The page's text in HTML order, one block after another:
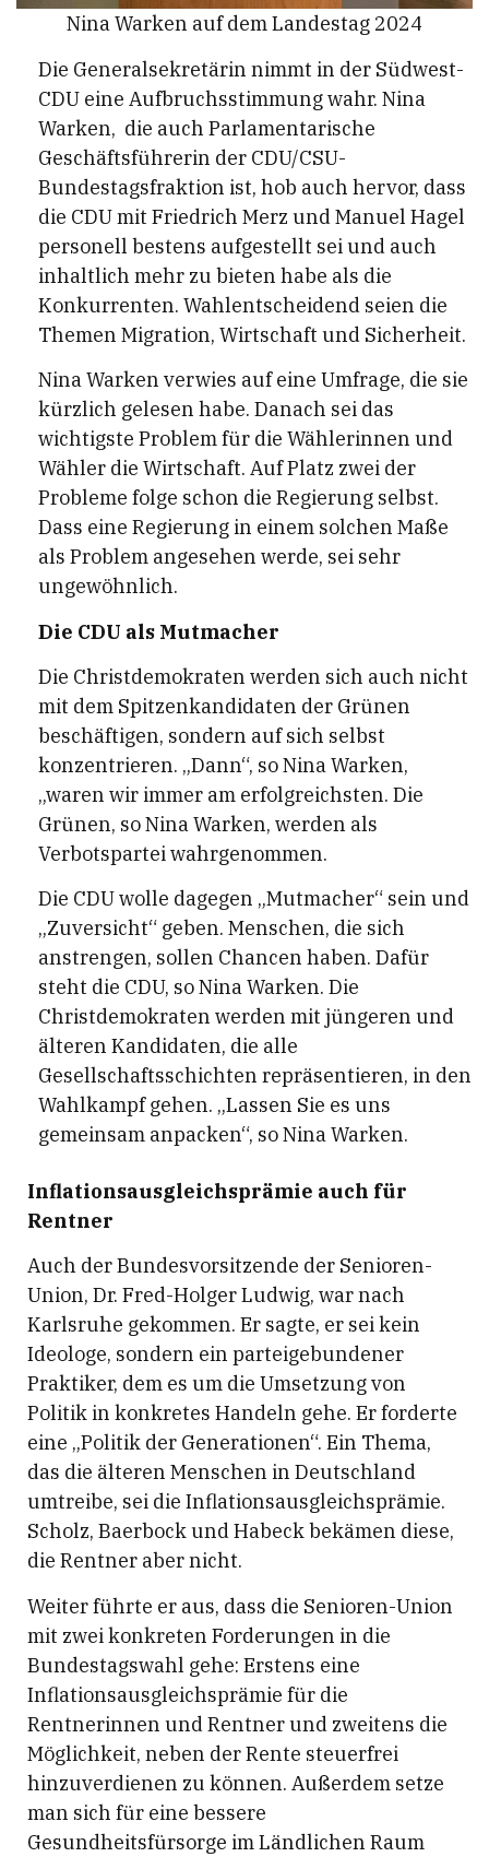
Nina Warken auf dem Landestag 2024
Die Generalsekretärin nimmt in der Südwest-
CDU eine Aufbruchsstimmung wahr. Nina
Warken, die auch Parlamentarische
Geschäftsführerin der CDU/CSU-
Bundestagsfraktion ist, hob auch hervor, dass
die CDU mit Friedrich Merz und Manuel Hagel
personell bestens aufgestellt sei und auch
inhaltlich mehr zu bieten habe als die
Konkurrenten. Wahlentscheidend seien die
Themen Migration, Wirtschaft und Sicherheit.
Nina Warken verwies auf eine Umfrage, die sie
kürzlich gelesen habe. Danach sei das
wichtigste Problem für die Wählerinnen und
Wähler die Wirtschaft. Auf Platz zwei der
Probleme folge schon die Regierung selbst.
Dass eine Regierung in einem solchen Maße
als Problem angesehen werde, sei sehr
ungewöhnlich.
Die CDU als Mutmacher
Die Christdemokraten werden sich auch nicht
mit dem Spitzenkandidaten der Grünen
beschäftigen, sondern auf sich selbst
konzentrieren. „Dann“, so Nina Warken,
„waren wir immer am erfolgreichsten. Die
Grünen, so Nina Warken, werden als
Verbotspartei wahrgenommen.
Die CDU wolle dagegen „Mutmacher“ sein und
„Zuversicht“ geben. Menschen, die sich
anstrengen, sollen Chancen haben. Dafür
steht die CDU, so Nina Warken. Die
Christdemokraten werden mit jüngeren und
älteren Kandidaten, die alle
Gesellschaftsschichten repräsentieren, in den
Wahlkampf gehen. „Lassen Sie es uns
gemeinsam anpacken“, so Nina Warken.
Inflationsausgleichsprämie auch für
Rentner
Auch der Bundesvorsitzende der Senioren-
Union, Dr. Fred-Holger Ludwig, war nach
Karlsruhe gekommen. Er sagte, er sei kein
Ideologe, sondern ein parteigebundener
Praktiker, dem es um die Umsetzung von
Politik in konkretes Handeln gehe. Er forderte
eine „Politik der Generationen“. Ein Thema,
das die älteren Menschen in Deutschland
umtreibe, sei die Inflationsausgleichsprämie.
Scholz, Baerbock und Habeck bekämen diese,
die Rentner aber nicht.
Weiter führte er aus, dass die Senioren-Union
mit zwei konkreten Forderungen in die
Bundestagswahl gehe: Erstens eine
Inflationsausgleichsprämie für die
Rentnerinnen und Rentner und zweitens die
Möglichkeit, neben der Rente steuerfrei
hinzuverdienen zu können. Außerdem setze
man sich für eine bessere
Gesundheitsfürsorge im Ländlichen Raum